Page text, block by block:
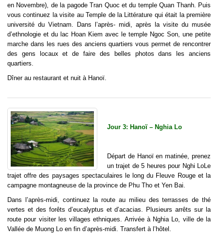
en Novembre), de la pagode Tran Quoc et du temple Quan Thanh. Puis
vous continuez la visite au Temple de la Littérature qui était la première
université du Vietnam. Dans l’après- midi, après la visite du musée
d’ethnologie et du lac Hoan Kiem avec le temple Ngoc Son, une petite
marche dans les rues des anciens quartiers vous permet de rencontrer
des gens locaux et de faire des belles photos dans les anciens
quartiers.
Dîner au restaurant et nuit à Hanoï.
Jour 3: Hanoï – Nghia Lo
Départ de Hanoï en matinée, prenez
un trajet de 5 heures pour Nghi LoLe
trajet offre des paysages spectaculaires le long du Fleuve Rouge et la
campagne montagneuse de la province de Phu Tho et Yen Bai.
Dans l’après-midi, continuez la route au milieu des terrasses de thé
vertes et des forêts d’eucalyptus et d’acacias. Plusieurs arrêts sur la
route pour visiter les villages ethniques. Arrivée à Nghia Lo, ville de la
Vallée de Muong Lo en fin d’après-midi. Transfert à l’hôtel.